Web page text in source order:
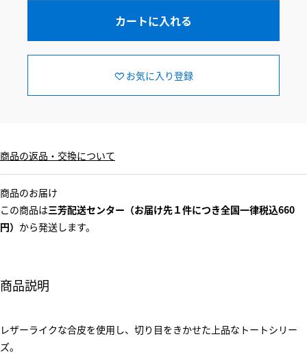
カートに入れる
お気に入り登録
商品の返品・交換について
商品のお届け
この商品は三芳配送センター（お届け先１件につき全国一律税込660
円） から発送します。
商品説明
レザーライクな合皮を使用し、切り目をきかせた上品なトートシリー
ズ。